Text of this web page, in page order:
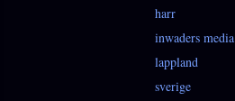
harr
inwaders media
lappland
sverige